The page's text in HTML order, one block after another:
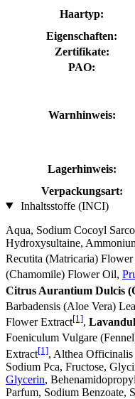
Haartyp:
Eigenschaften:
Zertifikate:
PAO:
Warnhinweis:
Lagerhinweis:
Verpackungsart:
Inhaltsstoffe (INCI)
Aqua, Sodium Cocoyl
Hydroxysultaine,
Recutita (Matricaria)
(Chamomile) Flower Oil,
Citrus Aurantium Dulcis
Barbadensis (Aloe Vera)
Flower Extract[1],
Foeniculum Vulgare
Extract[1], Althea
Sodium Pca, Fructose,
Glycerin,
Parfum, Sodium Benzoate,